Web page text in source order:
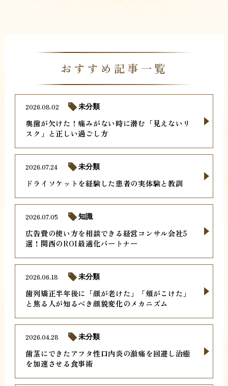
おすすめ記事一覧
奥歯が欠けた！痛みがない時に潜む「見えないリ
スク」と正しい過ごし方
2026.08.02 未分類
ドライソケットを経験した患者の実体験と教訓
2026.07.24 未分類
広告費の使い方を相談できる経営コンサル会社5
選！関西のROI最適化パートナー
2026.07.05 知識
歯列矯正半年後に「顔が老けた」「頬がこけた」
と焦る人が知るべき顔貌変化のメカニズム
2026.06.18 未分類
歯茎にできたアフタ性口内炎の激痛を回避し治癒
を加速させる食事術
2026.04.28 未分類